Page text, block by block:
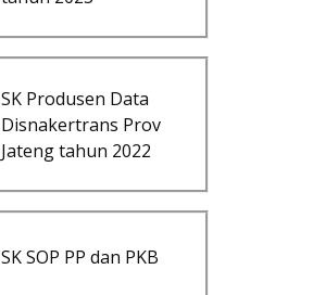
SK Produsen Data
Disnakertrans Prov
Jateng tahun 2022
SK SOP PP dan PKB